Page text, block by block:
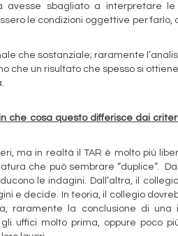
avesse sbagliato a interpretare le
le condizioni oggettive per farlo,
che sostanziale; raramente
che un risultato che spesso si
che cosa questo differisce dai
ma in realtà il TAR è molto più
che può sembrare “duplice”.
le indagini. Dall’altra, il
e decide. In teoria, il collegio
raramente la conclusione di una
uffici molto prima, oppure poco